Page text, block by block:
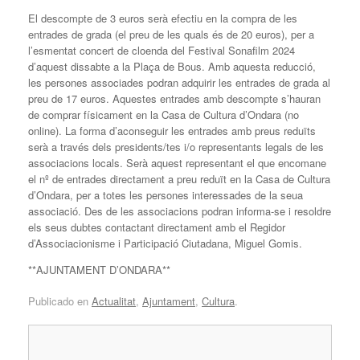
El descompte de 3 euros serà efectiu en la compra de les
entrades de grada (el preu de les quals és de 20 euros), per a
l’esmentat concert de cloenda del Festival Sonafilm 2024
d’aquest dissabte a la Plaça de Bous. Amb aquesta reducció,
les persones associades podran adquirir les entrades de grada al
preu de 17 euros. Aquestes entrades amb descompte s’hauran
de comprar físicament en la Casa de Cultura d’Ondara (no
online). La forma d’aconseguir les entrades amb preus reduïts
serà a través dels presidents/tes i/o representants legals de les
associacions locals. Serà aquest representant el que encomane
el nº de entrades directament a preu reduït en la Casa de Cultura
d’Ondara, per a totes les persones interessades de la seua
associació. Des de les associacions podran informa-se i resoldre
els seus dubtes contactant directament amb el Regidor
d’Associacionisme i Participació Ciutadana, Miguel Gomis.
**AJUNTAMENT D’ONDARA**
Publicado en Actualitat, Ajuntament, Cultura.